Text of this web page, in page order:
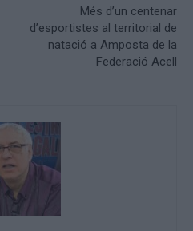
Més d’un centenar
d’esportistes al territorial de
natació a Amposta de la
Federació Acell